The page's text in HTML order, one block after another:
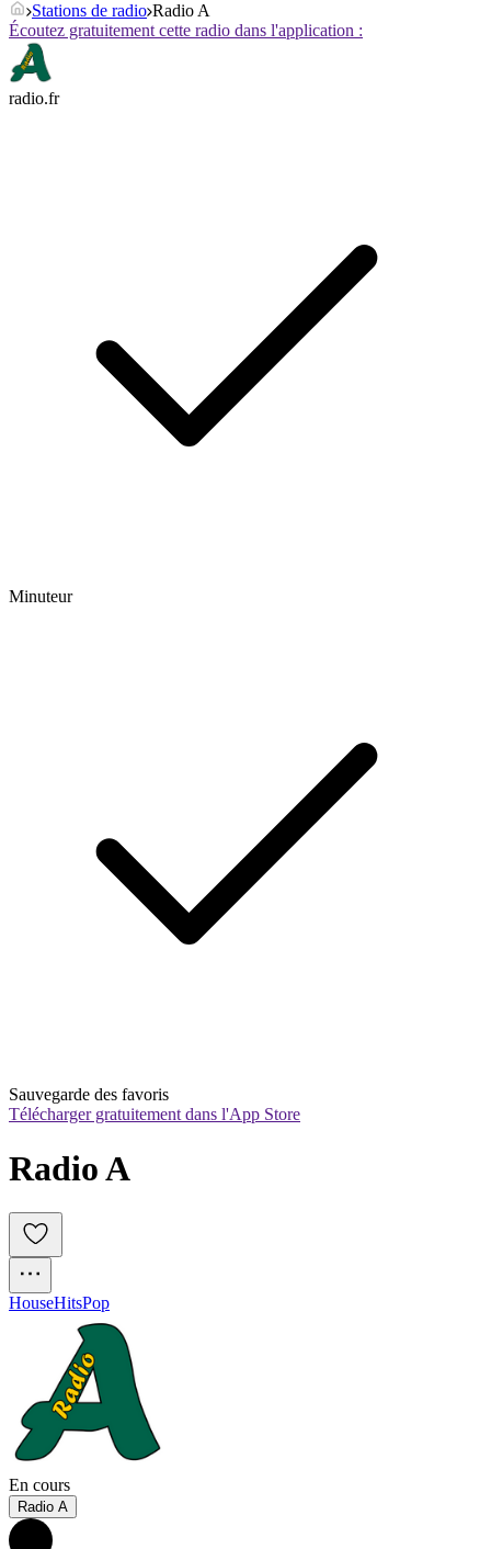
Stations de radio Radio A
Écoutez gratuitement cette radio dans l'application :
radio.fr
Minuteur
Sauvegarde des favoris
Télécharger gratuitement dans l'App Store
Radio A
HouseHitsPop
En cours
Radio A